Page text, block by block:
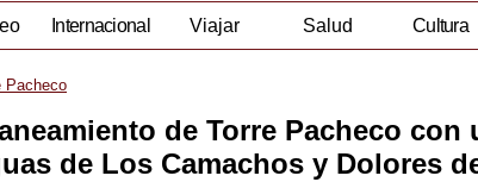
Internacional Viajar Salud Cultura
Pacheco
de Torre Pacheco
de Los Camachos y Dolores